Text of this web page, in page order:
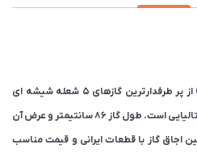
گاز صفحه ای اخوان مدل G24-S-HE از پر طرفدارترین گازهای 5 شعله شیشه ای
اخوان با پلوپز کنار و قطعات گازسوز ایتالیایی است. طول گاز 86 سانتیمتر و عرض آن
اجاق گاز با قطعات ایرانی و قیمت مناسب